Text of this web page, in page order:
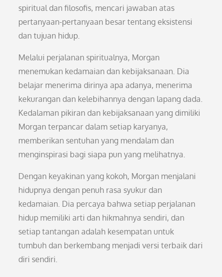
spiritual dan filosofis, mencari jawaban atas
pertanyaan-pertanyaan besar tentang eksistensi
dan tujuan hidup.
Melalui perjalanan spiritualnya, Morgan
menemukan kedamaian dan kebijaksanaan. Dia
belajar menerima dirinya apa adanya, menerima
kekurangan dan kelebihannya dengan lapang dada.
Kedalaman pikiran dan kebijaksanaan yang dimiliki
Morgan terpancar dalam setiap karyanya,
memberikan sentuhan yang mendalam dan
menginspirasi bagi siapa pun yang melihatnya.
Dengan keyakinan yang kokoh, Morgan menjalani
hidupnya dengan penuh rasa syukur dan
kedamaian. Dia percaya bahwa setiap perjalanan
hidup memiliki arti dan hikmahnya sendiri, dan
setiap tantangan adalah kesempatan untuk
tumbuh dan berkembang menjadi versi terbaik dari
diri sendiri.